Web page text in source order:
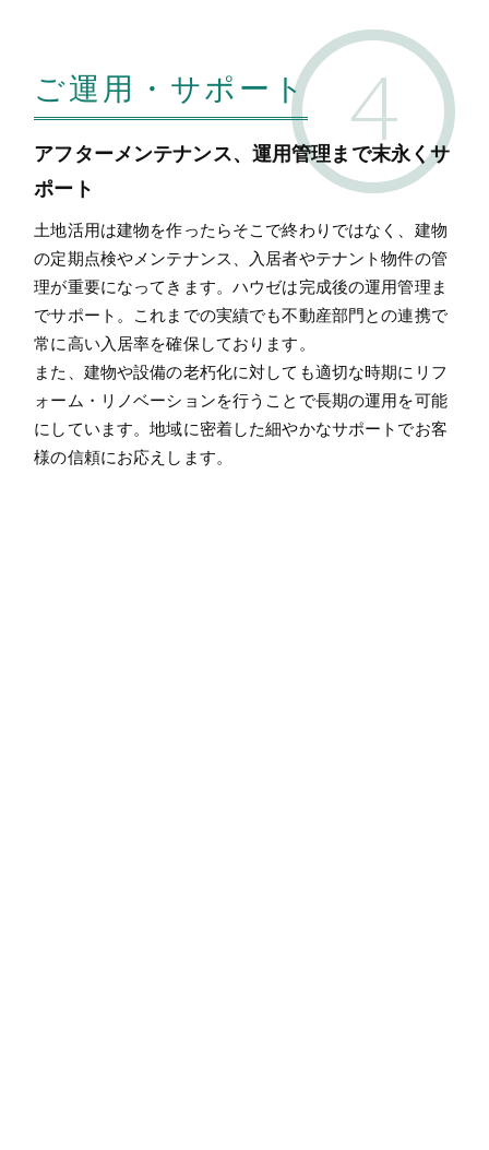
ご運用・サポート
アフターメンテナンス、運用管理まで末永くサ
ポート
土地活用は建物を作ったらそこで終わりではなく、建物
の定期点検やメンテナンス、入居者やテナント物件の管
理が重要になってきます。ハウゼは完成後の運用管理ま
でサポート。これまでの実績でも不動産部門との連携で
常に高い入居率を確保しております。
また、建物や設備の老朽化に対しても適切な時期にリフ
ォーム・リノベーションを行うことで長期の運用を可能
にしています。地域に密着した細やかなサポートでお客
様の信頼にお応えします。